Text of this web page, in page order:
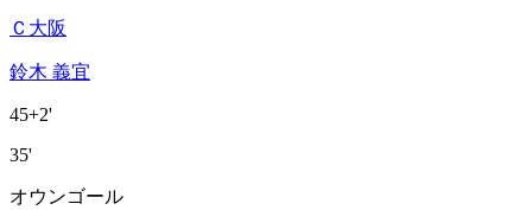
Ｃ大阪
鈴木 義宜
45+2'
35'
オウンゴール